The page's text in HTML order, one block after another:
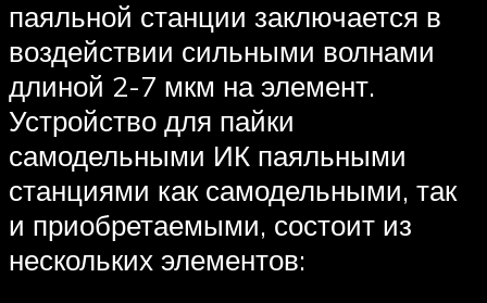
паяльной станции заключается в
воздействии сильными волнами
длиной 2-7 мкм на элемент.
Устройство для пайки
самодельными ИК паяльными
станциями как самодельными, так
и приобретаемыми, состоит из
нескольких элементов: